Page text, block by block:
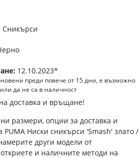
12.10.2023*
преди повече от 15 дни, е възможно
да не са в наличност
доставка и връщане!
размери, опции за доставка и
Ниски сникърси 'Smash' злато /
други модели от
и наличните методи на